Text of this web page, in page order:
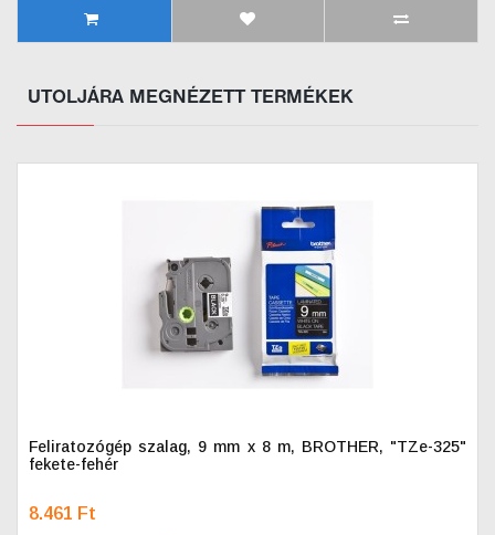
UTOLJÁRA MEGNÉZETT TERMÉKEK
Feliratozógép szalag, 9 mm x 8 m, BROTHER, "TZe-325"
fekete-fehér
8.461 Ft